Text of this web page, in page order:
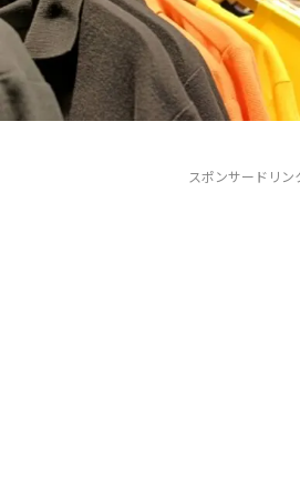
スポンサードリン